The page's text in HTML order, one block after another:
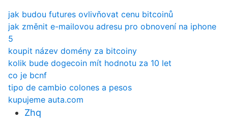
jak budou futures ovlivňovat cenu bitcoinů
jak změnit e-mailovou adresu pro obnovení na iphone
5
koupit název domény za bitcoiny
kolik bude dogecoin mít hodnotu za 10 let
co je bcnf
tipo de cambio colones a pesos
kupujeme auta.com
Zhq